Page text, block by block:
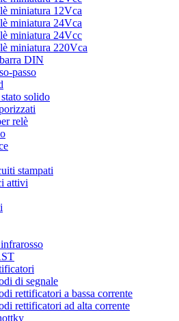
miniatura 12Vca
miniatura 24Vca
miniatura 24Vcc
miniatura 220Vca
DIN
passo
solido
relè
stampati
attivi
di segnale
rettificatori a bassa corrente
rettificatori ad alta corrente